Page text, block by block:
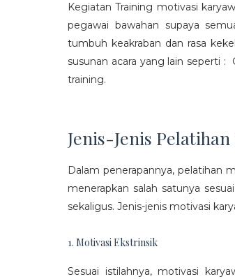
Kegiatan Training motivasi
pegawai bawahan supaya
tumbuh keakraban dan rasa
susunan acara yang lain seperti
training.
Jenis-Jenis
Dalam penerapannya, pelatihan
menerapkan salah satunya
sekaligus. Jenis-jenis motivasi
1. Motivasi Ekstrinsik
Sesuai istilahnya, motivasi